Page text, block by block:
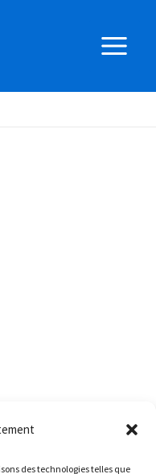
des technologies telles que